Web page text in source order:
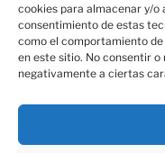
cookies para almacenar y/o
consentimiento de estas
como el comportamiento
en este sitio. No consentir
negativamente a ciertas